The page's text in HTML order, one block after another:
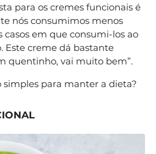
para os cremes funcionais é
nós consumimos menos
em que consumi-los ao
Este creme dá bastante
quentinho, vai muito bem”.
simples para manter a dieta?